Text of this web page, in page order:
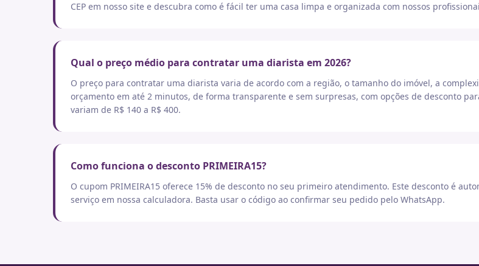
CEP em nosso site e descubra como é fácil ter uma casa limpa e organizada com nossos
Qual o preço médio para contratar uma diarista em 2026?
O preço para contratar uma diarista varia de acordo com a região, o tamanho do imóvel, a
orçamento em até 2 minutos, de forma transparente e sem surpresas, com opções de desconto
variam de R$ 140 a R$ 400.
Como funciona o desconto PRIMEIRA15?
O cupom PRIMEIRA15 oferece 15% de desconto no seu primeiro atendimento. Este desconto é
serviço em nossa calculadora. Basta usar o código ao confirmar seu pedido pelo WhatsApp.